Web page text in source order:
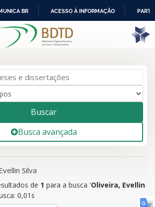
IR
PARA
BR ACESSO À INFORMAÇÃO
de 1para a busca '
Oliveira, Evellin
Buscar
Busca avançada
Silva
de 1 para a busca 'Oliveira, Evellin
0,01s